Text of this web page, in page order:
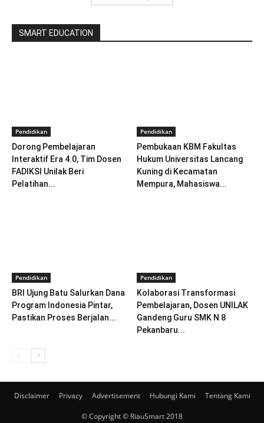
SMART EDUCATION
Pendidikan
Dorong Pembelajaran
Interaktif Era 4.0, Tim Dosen
FADIKSI Unilak Beri
Pelatihan...
Pendidikan
Pembukaan KBM Fakultas
Hukum Universitas Lancang
Kuning di Kecamatan
Mempura, Mahasiswa...
Pendidikan
BRI Ujung Batu Salurkan Dana
Program Indonesia Pintar,
Pastikan Proses Berjalan...
Pendidikan
Kolaborasi Transformasi
Pembelajaran, Dosen UNILAK
Gandeng Guru SMK N 8
Pekanbaru...
Disclaimer Privacy Advertisement Hubungi Kami Tentang Kami
© Copyright © RiauSmart 2018